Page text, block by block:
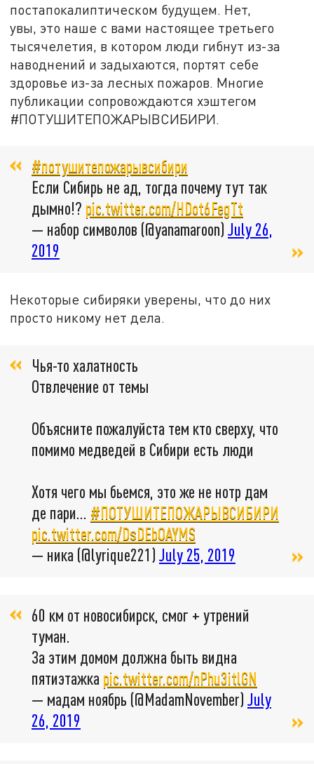
постапокалиптическом будущем. Нет,
увы, это наше с вами настоящее третьего
тысячелетия, в котором люди гибнут из-за
наводнений и задыхаются, портят себе
здоровье из-за лесных пожаров. Многие
публикации сопровождаются хэштегом
#ПОТУШИТЕПОЖАРЫВСИБИРИ.
#потушитепожарывсибири
Если Сибирь не ад, тогда почему тут так
дымно!? pic.twitter.com/HDot6FegTt
— набор символов (@yanamaroon)July 26,
2019
Некоторые сибиряки уверены, что до них
просто никому нет дела.
Чья-то халатность
Отвлечение от темы
Объясните пожалуйста тем кто сверху, что
помимо медведей в Сибири есть люди
Хотя чего мы бьемся, это же не нотр дам
де пари... #ПОТУШИТЕПОЖАРЫВСИБИРИ
pic.twitter.com/DsDEbOAYMS
— ника (@lyrique221) July 25, 2019
60 км от новосибирск, смог + утрений
туман.
За этим домом должна быть видна
пятиэтажка pic.twitter.com/nPhu3itlGN
— мадам ноябрь (@MadamNovember)July
26, 2019